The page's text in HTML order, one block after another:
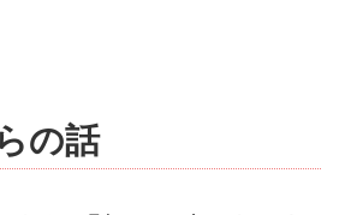
の話